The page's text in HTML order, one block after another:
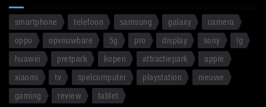
smartphone telefoon samsung galaxy
camera
oppo
opvouwbare 5g pro display sony
lg
huawei
pretpark kopen attractiepark
apple
xiaomi
tv spelcomputer playstation
nieuwe
gaming
review tablet